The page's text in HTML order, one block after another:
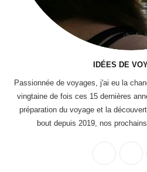
IDÉES DE
Passionnée de voyages, j'ai eu la
vingtaine de fois ces 15 dernières
préparation du voyage et la
bout depuis 2019, nos